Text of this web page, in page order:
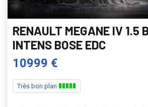
RENAULT MEGANE IV 1.5
INTENS BOSE EDC
10999 €
Très bon plan